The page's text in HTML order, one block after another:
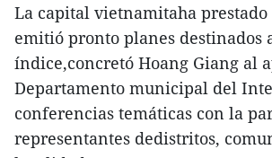
La capital vietnamitaha
emitió pronto planes destinados
índice,concretó Hoang Giang al
Departamento municipal del
conferencias temáticas con la
representantes dedistritos,